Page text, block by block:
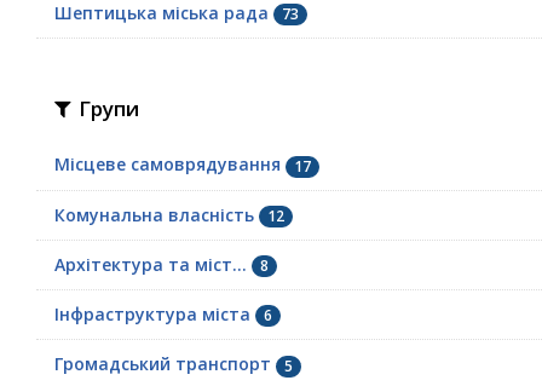
Шептицька міська рада 73
Групи
Місцеве самоврядування 17
Комунальна власність 12
Архітектура та міст... 8
Інфраструктура міста 6
Громадський транспорт 5